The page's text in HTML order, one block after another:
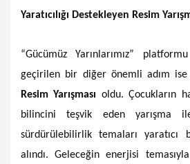
Yaratıcılığı Destekleyen Resim
“Gücümüz Yarınlarımız”
geçirilen bir diğer önemli adım ise
Resim Yarışması oldu. Çocukların
bilincini teşvik eden yarışma
sürdürülebilirlik temaları yaratıcı
alındı. Geleceğin enerjisi